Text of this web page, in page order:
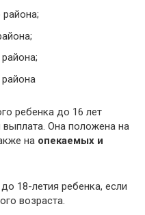
ребенка до 16 лет
выплата. Она положена на
на опекаемых и
18-летия ребенка, если
возраста.